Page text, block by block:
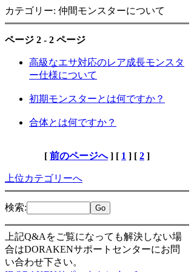
カテゴリー: 仲間モンスターについて
ページ 2 - 2 ページ
高級なエサ対応のレア成長モンスタ
ー仕様について
初期モンスターとは何ですか？
合体とは何ですか？
[ 前のページへ] [ 1 ] [ 2 ]
上位カテゴリーへ
検索:
上記Q&Aをご覧になっても解決しない場
合はDORAKENサポートセンターにお問
い合わせ下さい。